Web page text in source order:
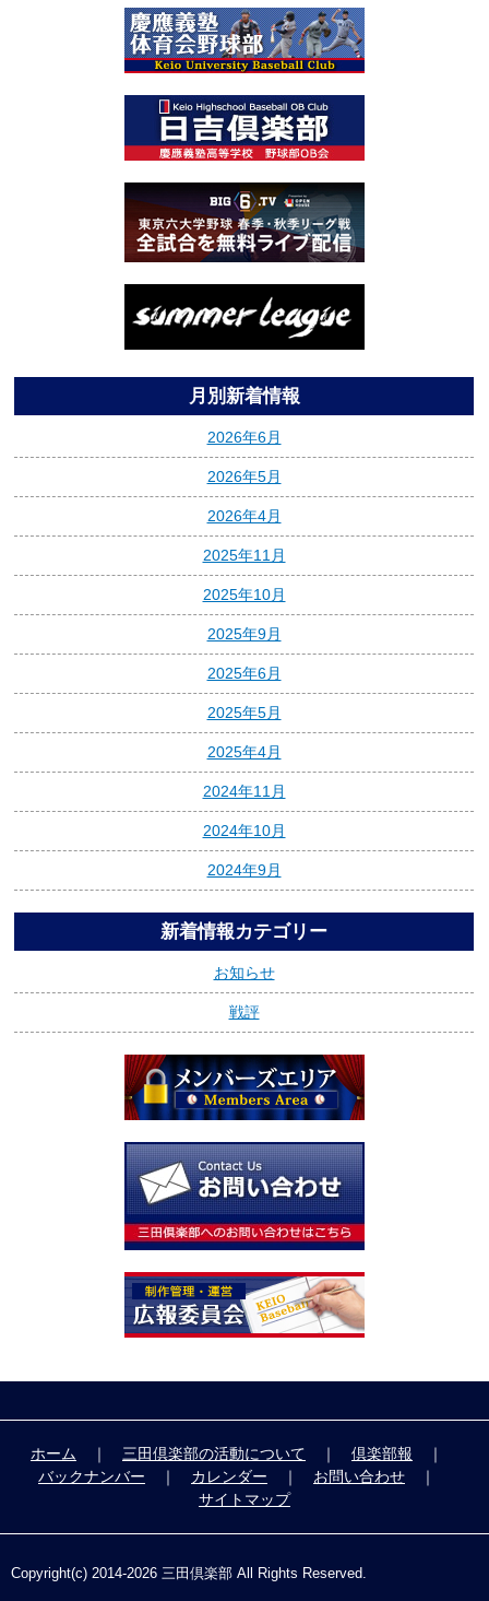
月別新着情報
2026年6月
2026年5月
2026年4月
2025年11月
2025年10月
2025年9月
2025年6月
2025年5月
2025年4月
2024年11月
2024年10月
2024年9月
新着情報カテゴリー
お知らせ
戦評
ホーム ｜ 三田倶楽部の活動について ｜ 倶楽部報 ｜
バックナンバー ｜ カレンダー ｜ お問い合わせ ｜
サイトマップ
Copyright(c) 2014-2026 三田倶楽部 All Rights Reserved.